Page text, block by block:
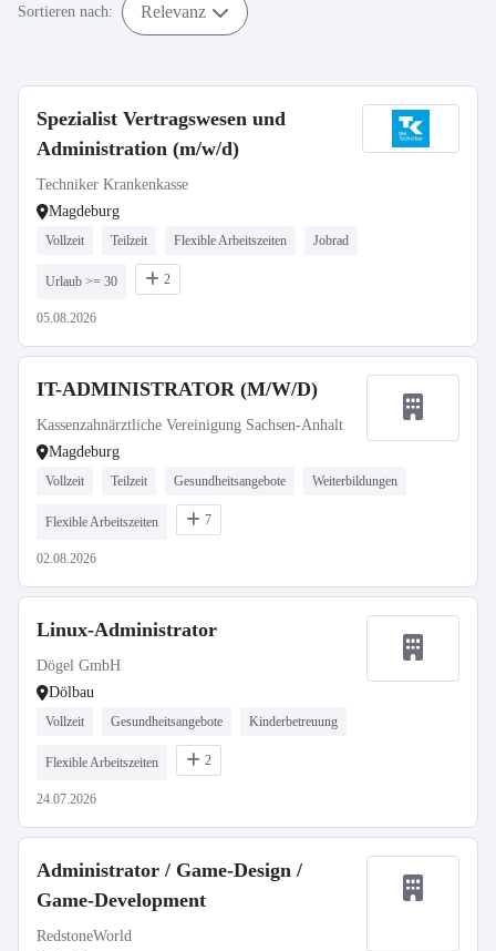
Sortieren nach: Relevanz
Spezialist Vertragswesen und
Administration (m/w/d)
Techniker Krankenkasse
Magdeburg
Vollzeit Teilzeit Flexible Arbeitszeiten Jobrad
Urlaub >= 30 2
05.08.2026
IT-ADMINISTRATOR (M/W/D)
Kassenzahnärztliche Vereinigung Sachsen-Anhalt
Magdeburg
Vollzeit Teilzeit Gesundheitsangebote Weiterbildungen
Flexible Arbeitszeiten 7
02.08.2026
Linux-Administrator
Dögel GmbH
Dölbau
Vollzeit Gesundheitsangebote Kinderbetreuung
Flexible Arbeitszeiten 2
24.07.2026
Administrator / Game-Design /
Game-Development
RedstoneWorld